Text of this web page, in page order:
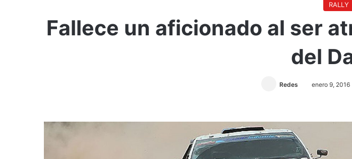
RALLY
Fallece un aficionado al ser
del
Redes enero 9, 2016